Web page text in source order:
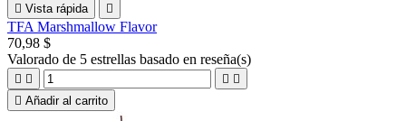
 Vista rápida 
TFA Marshmallow Flavor
70,98 $
Valorado de 5 estrellas basado en reseña(s)
   
 Añadir al carrito